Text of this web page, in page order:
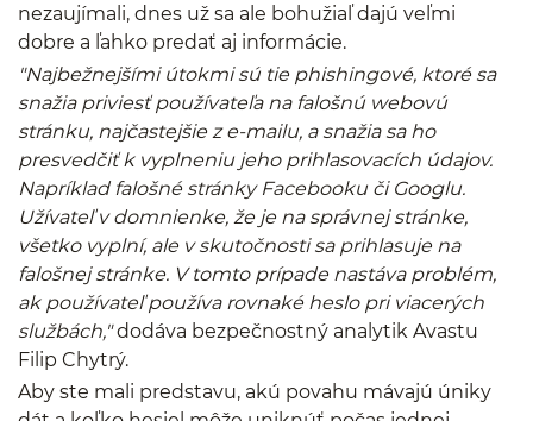
nezaujímali, dnes už sa ale bohužiaľ dajú veľmi
dobre a ľahko predať aj informácie.
"Najbežnejšími útokmi sú tie phishingové, ktoré sa
snažia priviesť používateľa na falošnú webovú
stránku, najčastejšie z e-mailu, a snažia sa ho
presvedčiť k vyplneniu jeho prihlasovacích údajov.
Napríklad falošné stránky Facebooku či Googlu.
Užívateľ v domnienke, že je na správnej stránke,
všetko vyplní, ale v skutočnosti sa prihlasuje na
falošnej stránke. V tomto prípade nastáva problém,
ak používateľ používa rovnaké heslo pri viacerých
službách,"dodáva bezpečnostný analytik Avastu
Filip Chytrý.
Aby ste mali predstavu, akú povahu mávajú úniky